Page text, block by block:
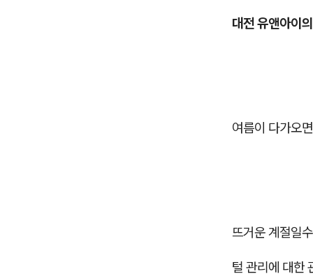
대전 유앤아이
여름이 다가오
뜨거운 계절일
털 관리에 대한